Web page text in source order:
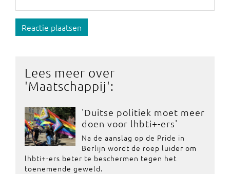
Reactie plaatsen
Lees meer over
'Maatschappij':
'Duitse politiek moet meer
doen voor lhbti+-ers'
Na de aanslag op de Pride in
Berlijn wordt de roep luider om
lhbti+-ers beter te beschermen tegen het
toenemende geweld.